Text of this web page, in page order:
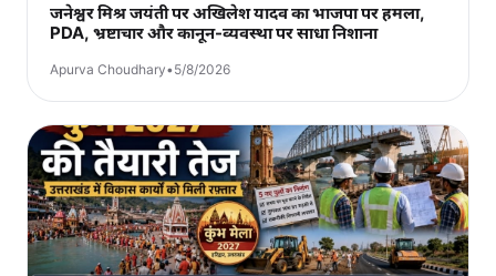
जनेश्वर मिश्र जयंती पर अखिलेश यादव का भाजपा पर हमला,
PDA, भ्रष्टाचार और कानून-व्यवस्था पर साधा निशाना
Apurva Choudhary•5/8/2026